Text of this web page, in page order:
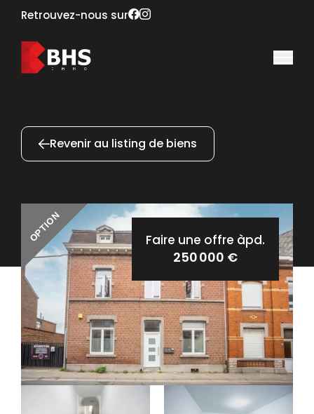
Retrouvez-nous sur
Revenir au listing de biens
OPTION Faire une offre àpd.
250 000 €